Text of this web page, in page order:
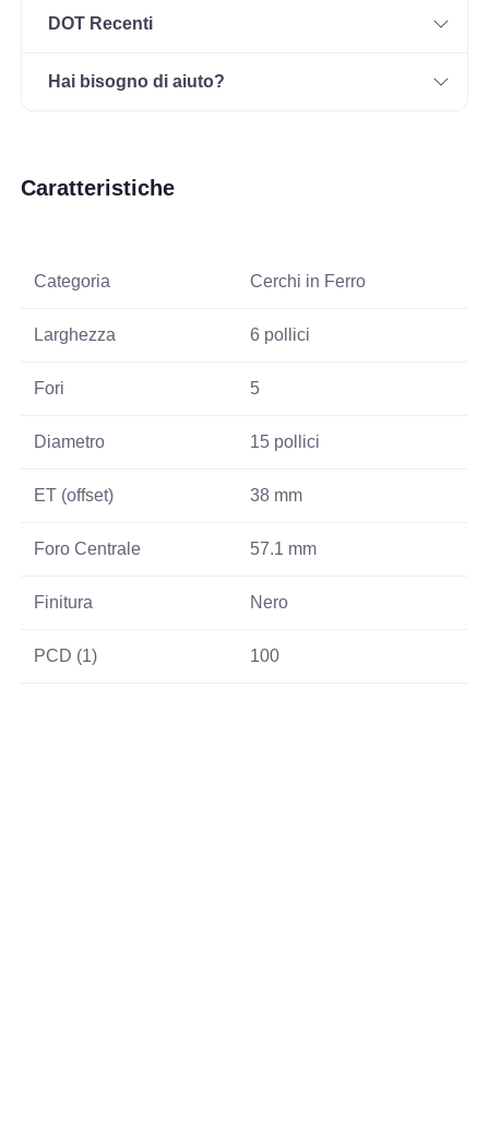
DOT Recenti
Hai bisogno di aiuto?
Caratteristiche
Categoria Cerchi in Ferro
Larghezza 6 pollici
Fori 5
Diametro 15 pollici
ET (offset) 38 mm
Foro Centrale 57.1 mm
Finitura Nero
PCD (1) 100